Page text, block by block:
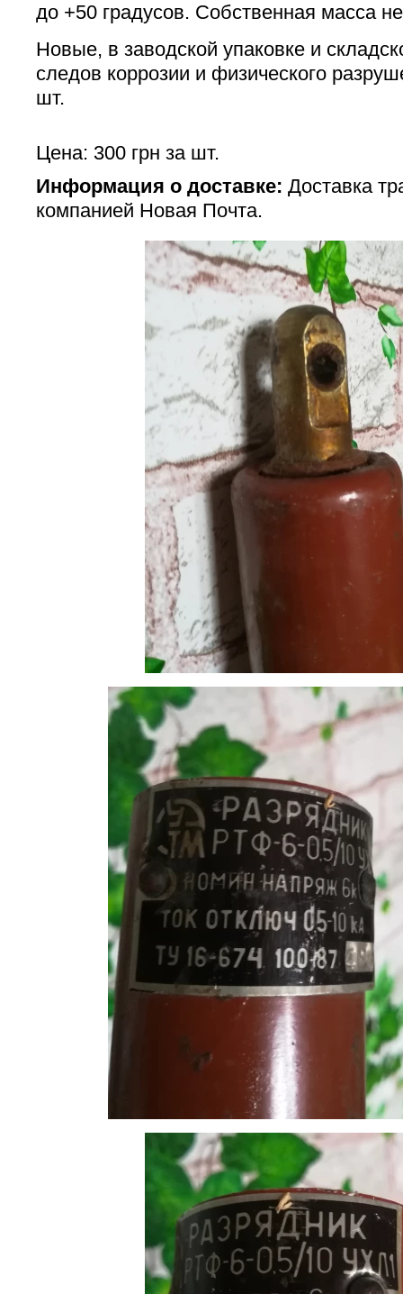
до +50 градусов. Собственная масса
Новые, в заводской упаковке и
следов коррозии и физического
шт.
Цена: 300 грн за шт.
Информация о доставке: Доставка
компанией Новая Почта.